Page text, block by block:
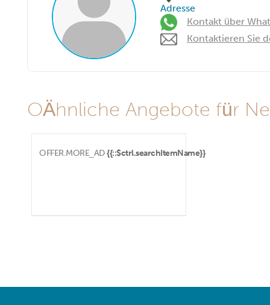
Adresse
Kontakt über
Kontaktieren Sie
OÄhnliche Angebote für
OFFER.MORE_AD {{::$ctrl.searchItemName}}